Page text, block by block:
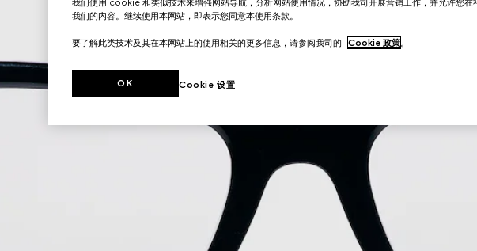
我们使用 cookie 和类似技术来增强网站导航，分析网站使用情况，协助我司开展营销工作，并允许您在
我们的内容。继续使用本网站，即表示您同意本使用条款。
要了解此类技术及其在本网站上的使用相关的更多信息，请参阅我司的 Cookie 政策。
Cookie 设置
OK